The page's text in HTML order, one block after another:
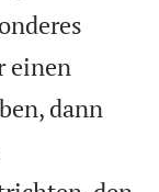
einen
dann